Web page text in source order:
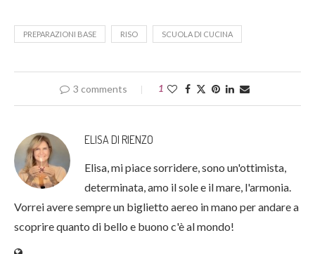
PREPARAZIONI BASE RISO SCUOLA DI CUCINA
3 comments 1
ELISA DI RIENZO
Elisa, mi piace sorridere, sono un'ottimista,
determinata, amo il sole e il mare, l'armonia.
Vorrei avere sempre un biglietto aereo in mano per andare a
scoprire quanto di bello e buono c'è al mondo!